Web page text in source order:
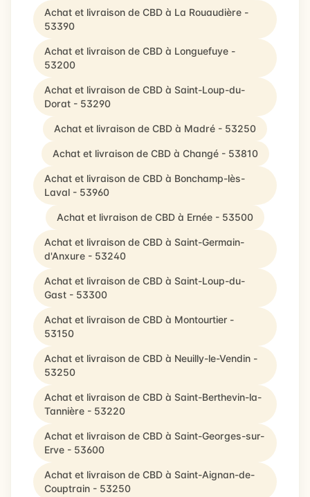
Achat et livraison de CBD à La Rouaudière -
53390
Achat et livraison de CBD à Longuefuye -
53200
Achat et livraison de CBD à Saint-Loup-du-
Dorat - 53290
Achat et livraison de CBD à Madré - 53250
Achat et livraison de CBD à Changé - 53810
Achat et livraison de CBD à Bonchamp-lès-
Laval - 53960
Achat et livraison de CBD à Ernée - 53500
Achat et livraison de CBD à Saint-Germain-
d'Anxure - 53240
Achat et livraison de CBD à Saint-Loup-du-
Gast - 53300
Achat et livraison de CBD à Montourtier -
53150
Achat et livraison de CBD à Neuilly-le-Vendin -
53250
Achat et livraison de CBD à Saint-Berthevin-la-
Tannière - 53220
Achat et livraison de CBD à Saint-Georges-sur-
Erve - 53600
Achat et livraison de CBD à Saint-Aignan-de-
Couptrain - 53250